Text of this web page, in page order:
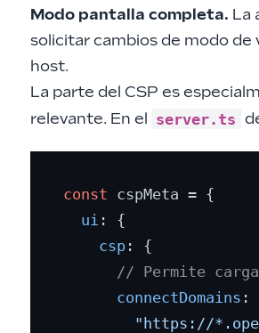
Modo pantalla completa. La
solicitar cambios de modo de
host.
La parte del CSP es
relevante. En el server.ts
const cspMeta = {
ui : {
csp : {
// Permite
connectDomains :
"https://